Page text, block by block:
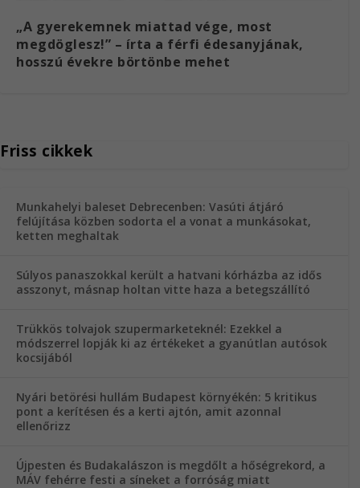
„A gyerekemnek miattad vége, most
megdöglesz!” – írta a férfi édesanyjának,
hosszú évekre börtönbe mehet
Friss cikkek
Munkahelyi baleset Debrecenben: Vasúti átjáró
felújítása közben sodorta el a vonat a munkásokat,
ketten meghaltak
Súlyos panaszokkal került a hatvani kórházba az idős
asszonyt, másnap holtan vitte haza a betegszállító
Trükkös tolvajok szupermarketeknél: Ezekkel a
módszerrel lopják ki az értékeket a gyanútlan autósok
kocsijából
Nyári betörési hullám Budapest környékén: 5 kritikus
pont a kerítésen és a kerti ajtón, amit azonnal
ellenőrizz
Újpesten és Budakalászon is megdőlt a hőségrekord, a
MÁV fehérre festi a síneket a forróság miatt